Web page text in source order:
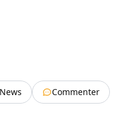
Commenter